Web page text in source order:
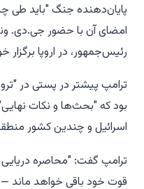
پایان‌دهنده جنگ "باید طی
رئیس‌جمهور، در اروپا
بود که "بحث‌ها و نکات
اسرائیل و چندین کشور
ترامپ گفت: "محاصره
قوت خود باقی خواهد ماند —